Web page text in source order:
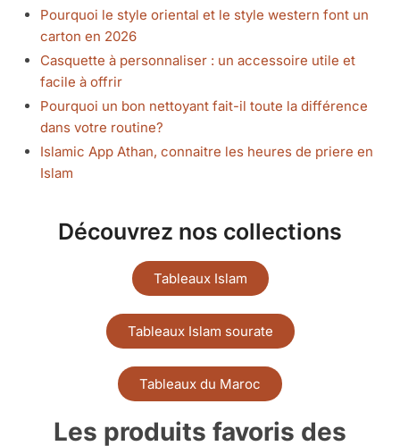
Pourquoi le style oriental et le style western font un
carton en 2026
Casquette à personnaliser : un accessoire utile et
facile à offrir
Pourquoi un bon nettoyant fait-il toute la différence
dans votre routine?
Islamic App Athan, connaitre les heures de priere en
Islam
Découvrez nos collections
Tableaux Islam
Tableaux Islam sourate
Tableaux du Maroc
Les produits favoris des